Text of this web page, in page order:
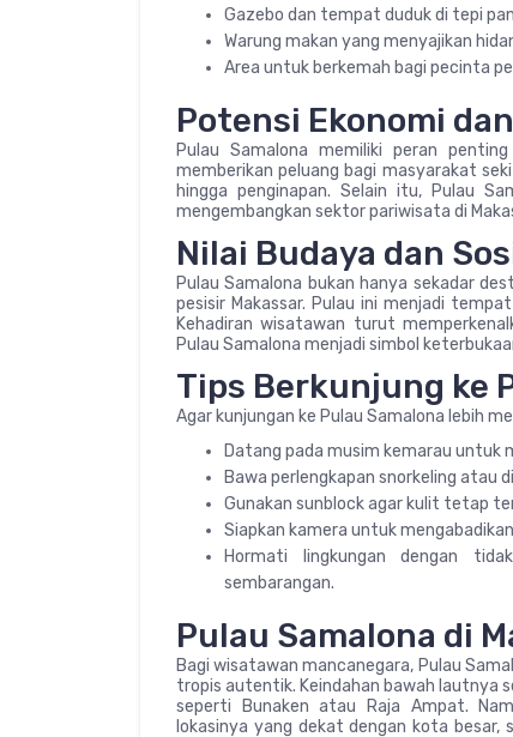
Gazebo dan tempat duduk di tepi
Warung makan yang menyajikan
Area untuk berkemah bagi pecinta
Potensi Ekonomi
Pulau Samalona memiliki peran
memberikan peluang bagi masyarakat
hingga penginapan. Selain itu, Pulau
mengembangkan sektor pariwisata di
Nilai Budaya dan
Pulau Samalona bukan hanya sekadar
pesisir Makassar. Pulau ini menjadi
Kehadiran wisatawan turut
Pulau Samalona menjadi simbol
Tips Berkunjung ke
Agar kunjungan ke Pulau Samalona lebih
Datang pada musim kemarau untuk
Bawa perlengkapan snorkeling atau
Gunakan sunblock agar kulit tetap
Siapkan kamera untuk
Hormati lingkungan dengan
sembarangan.
Pulau Samalona di
Bagi wisatawan mancanegara, Pulau
tropis autentik. Keindahan bawah lautnya
seperti Bunaken atau Raja Ampat.
lokasinya yang dekat dengan kota besar,